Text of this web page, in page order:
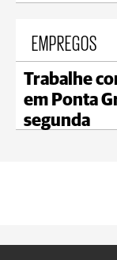
EMPREGOS
Trabalhe
em Ponta
segunda